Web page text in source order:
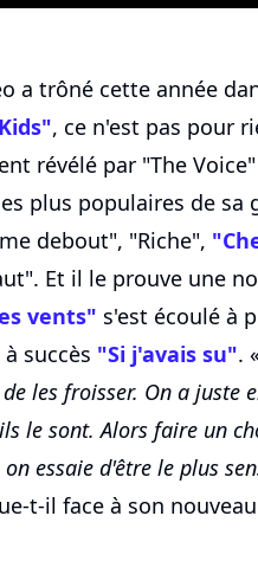
a trôné cette année
, ce n'est pas pour
révélé par "The
plus populaires de sa
debout", "Riche",
Et il le prouve une
vents" s'est écoulé à
succès "Si j'avais su".
les froisser. On a juste
le sont. Alors faire un
essaie d'être le plus
t-il face à son